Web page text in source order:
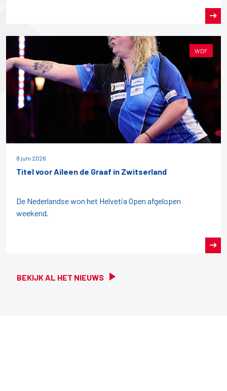
BEKIJK AL HET NIEUWS
WDF
8 juni 2026
Titel voor Aileen de Graaf in Zwitserland
De Nederlandse won het Helvetia Open afgelopen
weekend.